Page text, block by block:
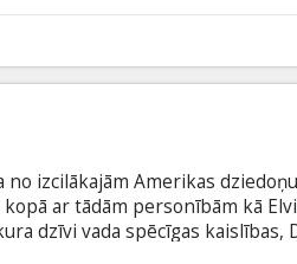
analītiķis Duglass Frīmens
jeb uzklausīt savu sirdsapziņu.
pratināšanas laikā pret
no izcilākajām Amerikas dziedoņu
ar tādām personībām kā
dzīvi vada spēcīgas kaislības,